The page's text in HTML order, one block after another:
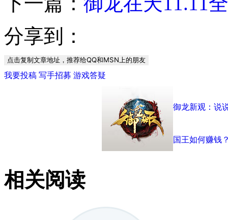
分享到：
点击复制文章地址，推荐给QQ和MSN上的朋友
我要投稿 写手招募 游戏答疑
御龙新观：说
国王如何赚钱
相关阅读